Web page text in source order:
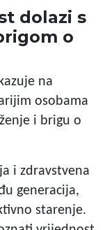
dolazi s
o
na
osobama
i brigu o
i zdravstvena
generacija,
starenje.